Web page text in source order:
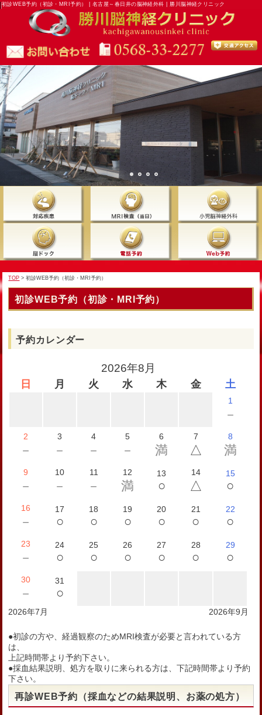
初診WEB予約（初診・MRI予約） | 名古屋～春日井の脳神経外科 | 勝川脳神経クリニック
TOP > 初診WEB予約（初診・MRI予約）
初診WEB予約（初診・MRI予約）
予約カレンダー
2026年8月
日 月 火 水 木 金 土
1
－
2
－
3
－
4
－
5
－
6
満
7
△
8
満
9
－
10
－
11
－
12
満
13
○
14
△
15
○
16
－
17
○
18
○
19
○
20
○
21
○
22
○
23
－
24
○
25
○
26
○
27
○
28
○
29
○
30
－
31
○
2026年7月 2026年9月
●初診の方や、経過観察のためMRI検査が必要と言われている方
は、
上記時間帯より予約下さい。
●採血結果説明、処方を取りに来られる方は、下記時間帯より予約
下さい。
再診WEB予約（採血などの結果説明、お薬の処方）